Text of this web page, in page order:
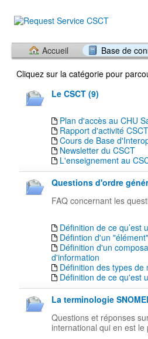
Accueil Base de
Cliquez sur la catégorie pour
Le CSCT (9)
Plan d'accès au CHU
Rapport d'activité
Cours de Base
Newsletter du CSCT
L'enseignement au
Questions d'ordre
FAQ concernant les
Définition de ce qu’est
Défintion d'un "élément"
Définition d'un
d'information
Définition des types
Définition de ce qu'est
La terminologie
Questions et réponses
international qui en est